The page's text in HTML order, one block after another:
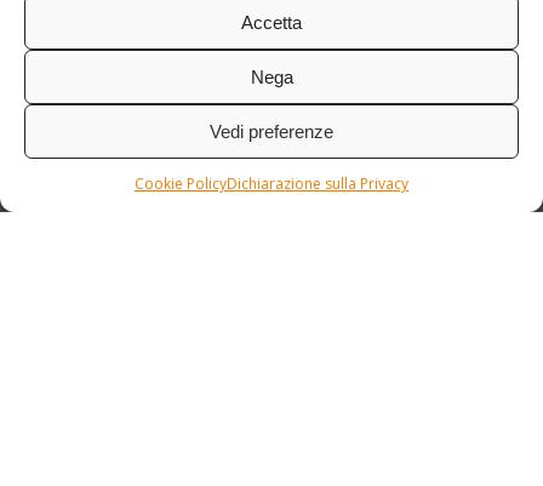
Accetta
Nega
Vedi preferenze
Cookie PolicyDichiarazione sulla Privacy